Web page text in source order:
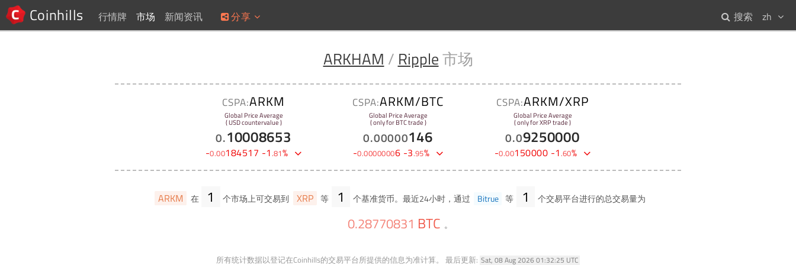
Coinhills 行情牌 市场 新闻资讯 分享 zh
搜索
ARKHAM / Ripple市场
CSPA:ARKM
Global Price Average
( USD countervalue )
0.10008653
-0.00184517 -1.81%
CSPA:ARKM/BTC
Global Price Average
( only for BTC trade )
0.00000146
-0.00000006 -3.95%
CSPA:ARKM/XRP
Global Price Average
( only for XRP trade )
0.09250000
-0.00150000 -1.60%
ARKM 在 1 个市场上可交易到 XRP 等 1 个基准货币。最近24小时，通过 Bitrue 等 1 个交易平台进行的总交易量为
0.28770831 BTC 。
所有统计数据以登记在Coinhills的交易平台所提供的信息为准计算。 最后更新: Sat, 08 Aug 2026 01:32:25 UTC